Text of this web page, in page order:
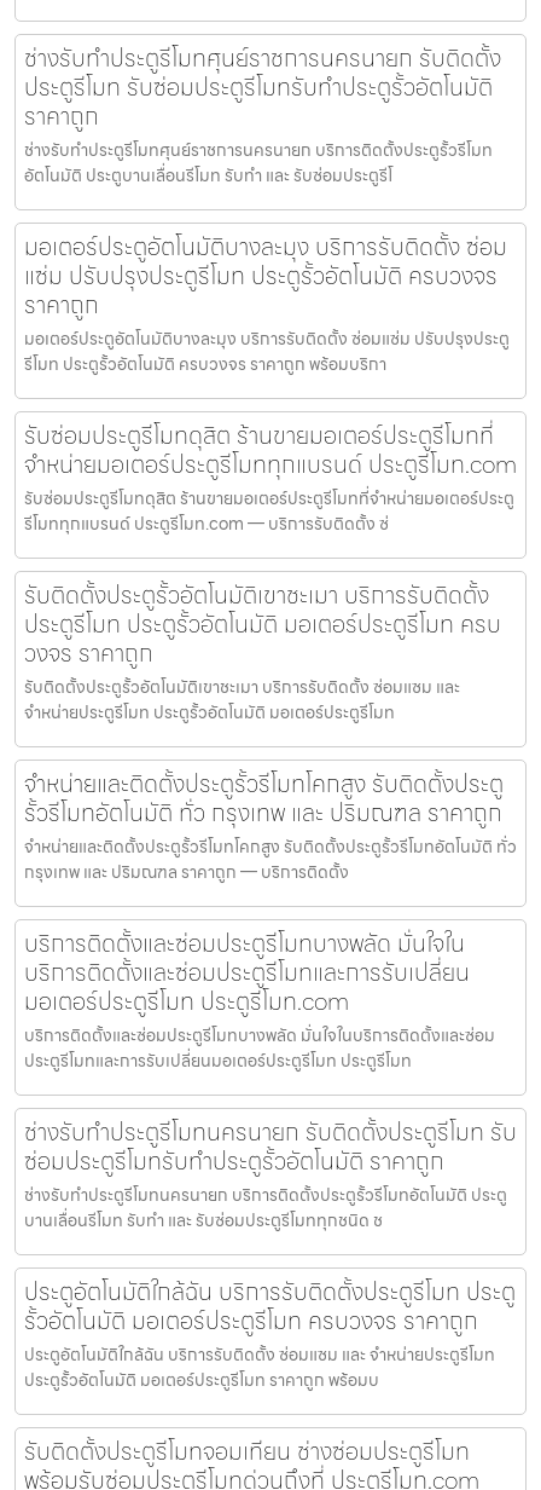
ช่างรับทำประตูรีโมทศุนย์ราชการนครนายก รับติดตั้ง
ประตูรีโมท รับซ่อมประตูรีโมทรับทำประตูรั้วอัตโนมัติ
ราคาถูก
ช่างรับทำประตูรีโมทศุนย์ราชการนครนายก บริการติดตั้งประตูรั้วรีโมท
อัตโนมัติ ประตูบานเลื่อนรีโมท รับทำ และ รับซ่อมประตูรีโ
มอเตอร์ประตูอัตโนมัติบางละมุง บริการรับติดตั้ง ซ่อม
แซ่ม ปรับปรุงประตูรีโมท ประตูรั้วอัตโนมัติ ครบวงจร
ราคาถูก
มอเตอร์ประตูอัตโนมัติบางละมุง บริการรับติดตั้ง ซ่อมแซ่ม ปรับปรุงประตู
รีโมท ประตูรั้วอัตโนมัติ ครบวงจร ราคาถูก พร้อมบริกา
รับซ่อมประตูรีโมทดุสิต ร้านขายมอเตอร์ประตูรีโมทที่
จำหน่ายมอเตอร์ประตูรีโมททุกแบรนด์ ประตูรีโมท.com
รับซ่อมประตูรีโมทดุสิต ร้านขายมอเตอร์ประตูรีโมทที่จำหน่ายมอเตอร์ประตู
รีโมททุกแบรนด์ ประตูรีโมท.com — บริการรับติดตั้ง ซ่
รับติดตั้งประตูรั้วอัตโนมัติเขาชะเมา บริการรับติดตั้ง
ประตูรีโมท ประตูรั้วอัตโนมัติ มอเตอร์ประตูรีโมท ครบ
วงจร ราคาถูก
รับติดตั้งประตูรั้วอัตโนมัติเขาชะเมา บริการรับติดตั้ง ซ่อมแซม และ
จำหน่ายประตูรีโมท ประตูรั้วอัตโนมัติ มอเตอร์ประตูรีโมท
จำหน่ายและติดตั้งประตูรั้วรีโมทโคกสูง รับติดตั้งประตู
รั้วรีโมทอัตโนมัติ ทั่ว กรุงเทพ และ ปริมณฑล ราคาถูก
จำหน่ายและติดตั้งประตูรั้วรีโมทโคกสูง รับติดตั้งประตูรั้วรีโมทอัตโนมัติ ทั่ว
กรุงเทพ และ ปริมณฑล ราคาถูก — บริการติดตั้ง
บริการติดตั้งและซ่อมประตูรีโมทบางพลัด มั่นใจใน
บริการติดตั้งและซ่อมประตูรีโมทและการรับเปลี่ยน
มอเตอร์ประตูรีโมท ประตูรีโมท.com
บริการติดตั้งและซ่อมประตูรีโมทบางพลัด มั่นใจในบริการติดตั้งและซ่อม
ประตูรีโมทและการรับเปลี่ยนมอเตอร์ประตูรีโมท ประตูรีโมท
ช่างรับทำประตูรีโมทนครนายก รับติดตั้งประตูรีโมท รับ
ซ่อมประตูรีโมทรับทำประตูรั้วอัตโนมัติ ราคาถูก
ช่างรับทำประตูรีโมทนครนายก บริการติดตั้งประตูรั้วรีโมทอัตโนมัติ ประตู
บานเลื่อนรีโมท รับทำ และ รับซ่อมประตูรีโมททุกชนิด ช
ประตูอัตโนมัติใกล้ฉัน บริการรับติดตั้งประตูรีโมท ประตู
รั้วอัตโนมัติ มอเตอร์ประตูรีโมท ครบวงจร ราคาถูก
ประตูอัตโนมัติใกล้ฉัน บริการรับติดตั้ง ซ่อมแซม และ จำหน่ายประตูรีโมท
ประตูรั้วอัตโนมัติ มอเตอร์ประตูรีโมท ราคาถูก พร้อมบ
รับติดตั้งประตูรีโมทจอมเทียน ช่างซ่อมประตูรีโมท
พร้อมรับซ่อมประตูรีโมทด่วนถึงที่ ประตูรีโมท.com